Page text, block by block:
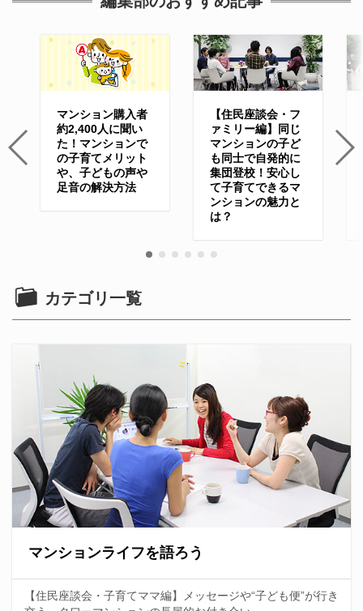
マンション購入者
約2,400人に聞い
た！マンションで
の子育てメリット
や、子どもの声や
足音の解決方法
【住民座談会・フ
ァミリー編】同じ
マンションの子ど
も同士で自発的に
集団登校！安心し
て子育てできるマ
ンションの魅力と
は？
カテゴリ一覧
マンションライフを語ろう
【住民座談会・子育てママ編】メッセージや“子ども便”が行き